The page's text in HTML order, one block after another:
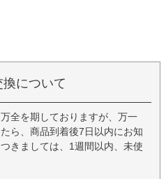
について
全を期しておりますが、万一
ら、商品到着後7日以内にお知
きましては、1週間以内、未使